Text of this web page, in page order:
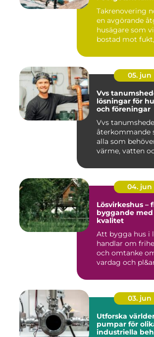
Takrenovering
en avgörande
husägare som
bostad mot
05. jun
Vvs tanumshede
lösningar för
och föreningar
Vvs
återkommande
alla som
värme, vatten
04. jun
Lösvirkeshus –
byggande
kvalitet
Att bygga hus i
handlar om
och omtanke
vardag och
03. jun
Utforska
pumpar för
industriella